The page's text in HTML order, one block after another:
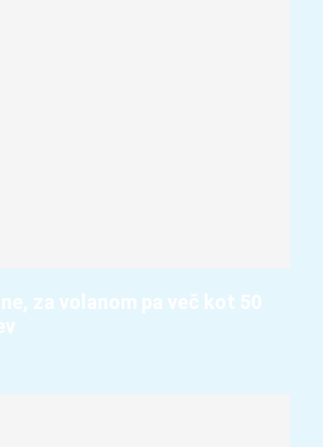
za volanom pa več kot 50